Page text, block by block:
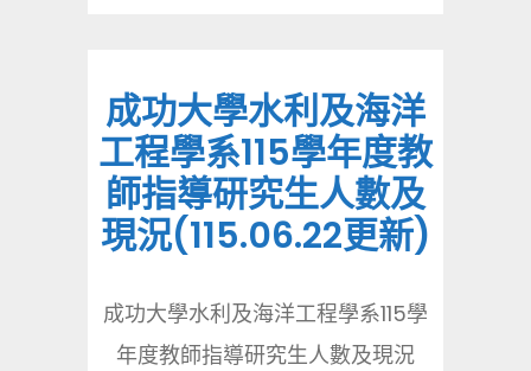
成功大學水利及海洋
工程學系115學年度教
師指導研究生人數及
現況(115.06.22更新)
成功大學水利及海洋工程學系115學
年度教師指導研究生人數及現況